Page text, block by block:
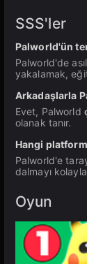
SSS'ler
Palworld'ün
Palworld'de
yakalamak,
Arkadaşlarla
Evet, Palworld
olanak tanır.
Hangi
Palworld'e
dalmayı
Oyun